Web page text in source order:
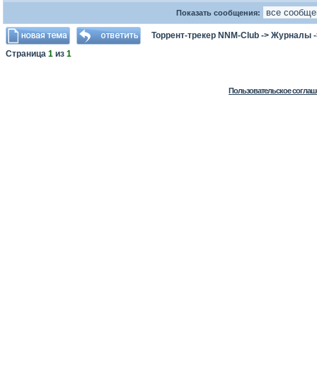
Показать сообщения:
Торрент-трекер NNM-Club -> Журналы
Страница 1 из 1
Пользовательское